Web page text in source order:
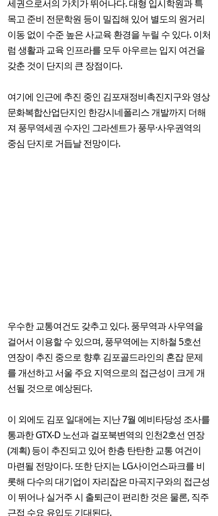
세권으로서의 가치가 뛰어나다. 대형 입시학원과 특
목고 준비 전문학원 등이 밀집해 있어 별도의 원거리
이동 없이 수준 높은 사교육 환경을 누릴 수 있다. 이처
럼 생활과 교육 인프라를 모두 아우르는 입지 여건을
갖춘 것이 단지의 큰 장점이다.
여기에 인근에 추진 중인 김포재정비촉진지구와 영상
문화복합산업단지인 한강시네폴리스 개발까지 더해
져 풍무역세권 수자인 그라센트가 풍무·사우권역의
중심 단지로 거듭날 전망이다.
우수한 교통여건도 갖추고 있다. 풍무역과 사우역을
걸어서 이용할 수 있으며, 풍무역에는 지하철 5호선
연장이 추진 중으로 향후 김포골드라인의 혼잡 문제
를 개선하고 서울 주요 지역으로의 접근성이 크게 개
선될 것으로 예상된다.
이 외에도 김포 일대에는 지난 7월 예비타당성 조사를
통과한 GTX-D 노선과 걸포북변역의 인천2호선 연장
(계획) 등이 추진되고 있어 한층 탄탄한 교통 여건이
마련될 전망이다. 또한 단지는 LG사이언스파크를 비
롯해 다수의 대기업이 자리잡은 마곡지구와의 접근성
이 뛰어나 실거주 시 출퇴근이 편리한 것은 물론, 직주
근접 수요 유입도 기대된다.